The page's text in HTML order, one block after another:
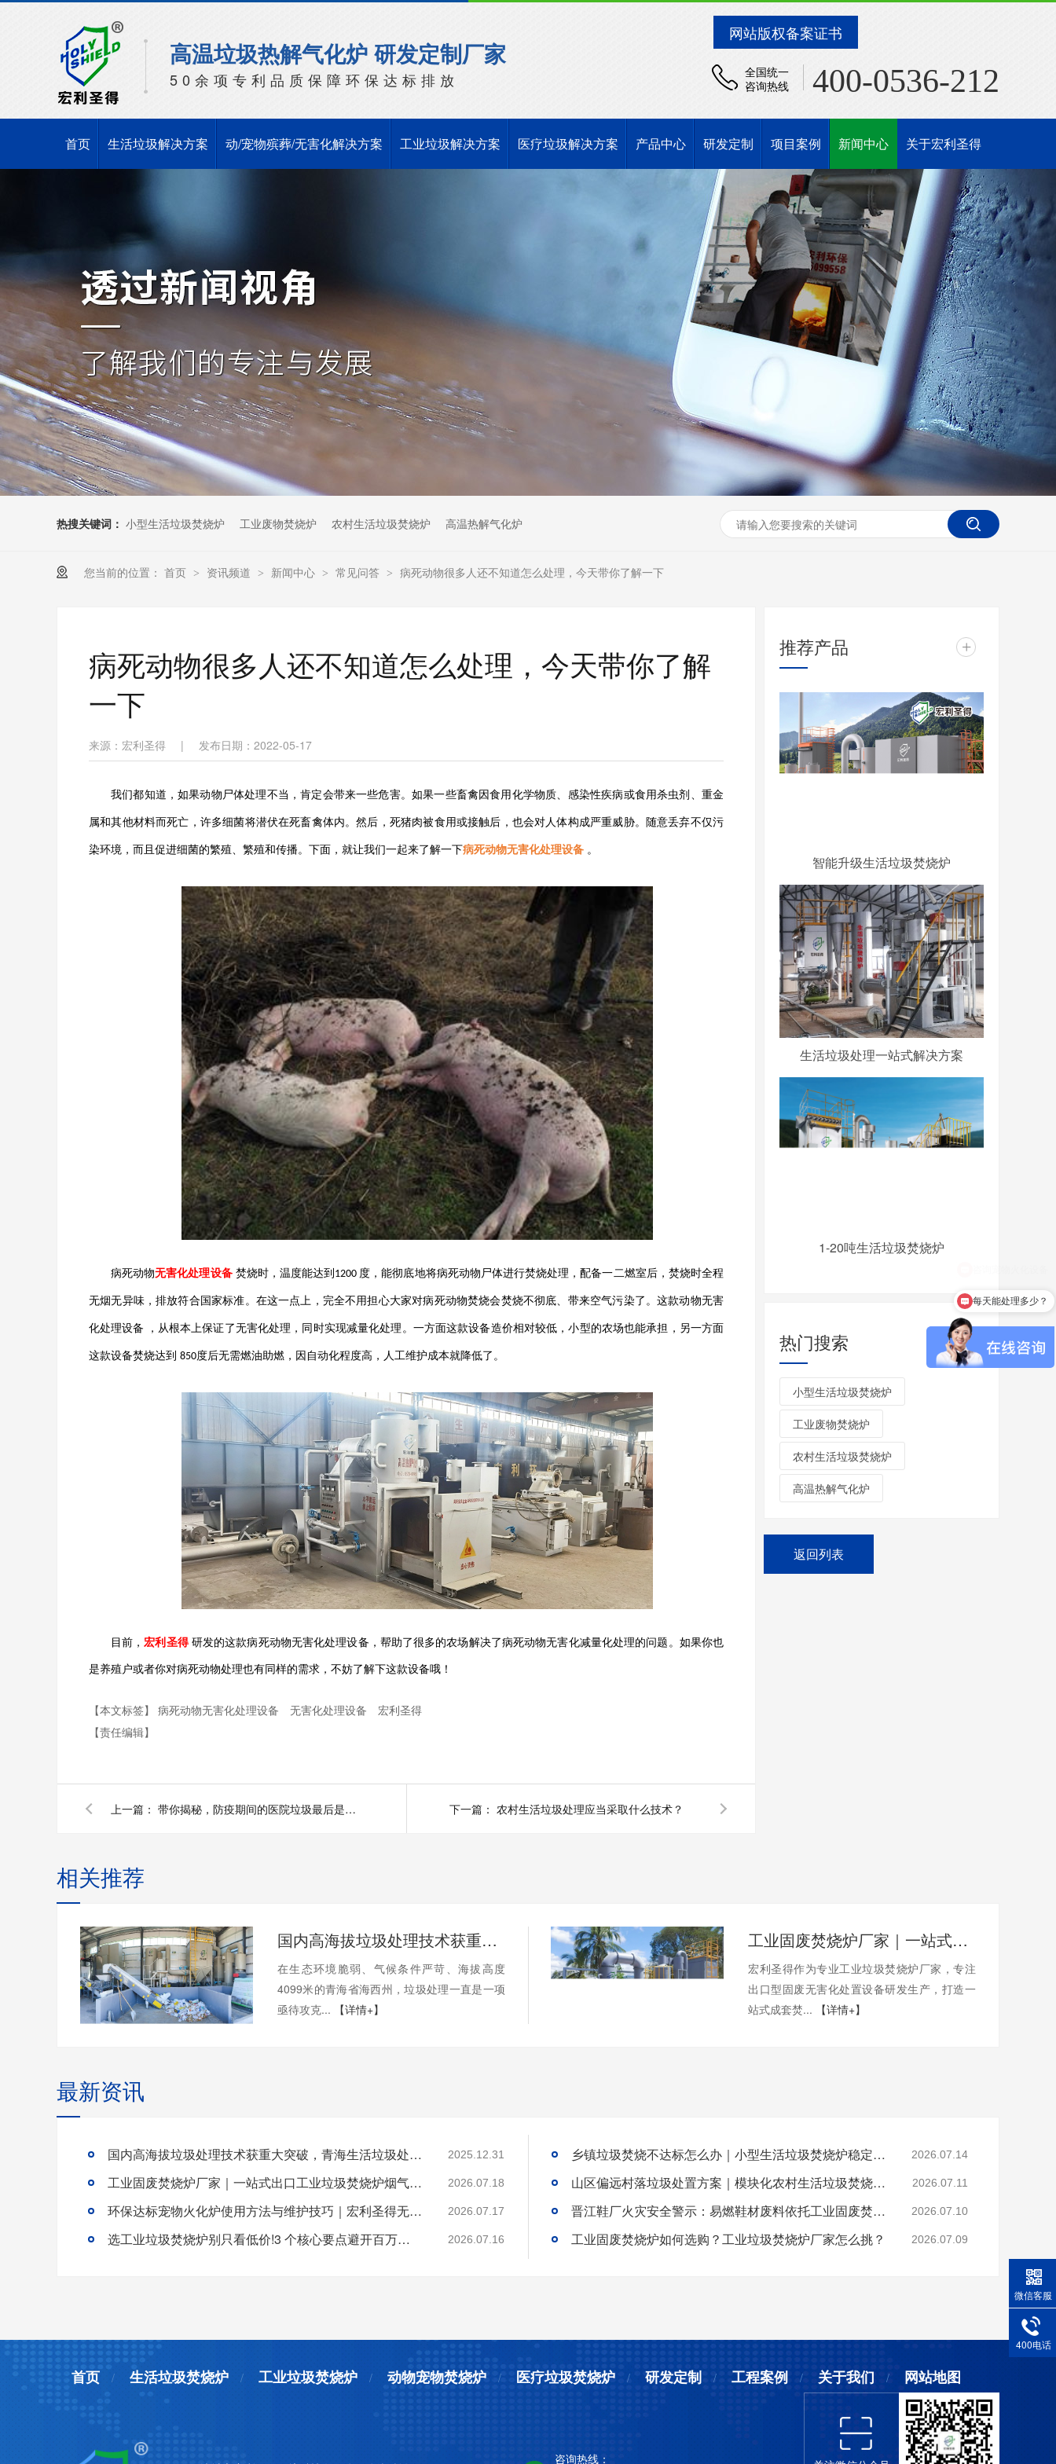
网站版权备案证书
高温垃圾热解气化炉 研发定制厂家
50余项专利品质保障环保达标排放
全国统一
咨询热线
400-0536-212
首页 生活垃圾解决方案 动/宠物殡葬/无害化解决方案 工业垃圾解决方案 医疗垃圾解决方案 产品中心 研发定制 项目案例 新闻中心 关于宏利圣得
热搜关键词： 小型生活垃圾焚烧炉 工业废物焚烧炉 农村生活垃圾焚烧炉 高温热解气化炉
您当前的位置： 首页 > 资讯频道 > 新闻中心 > 常见问答 > 病死动物很多人还不知道怎么处理，今天带你了解一下
病死动物很多人还不知道怎么处理，今天带你了解
一下
来源：宏利圣得 | 发布日期：2022-05-17
我们都知道，如果动物尸体处理不当，肯定会带来一些危害。如果一些畜禽因食用化学物质、感染性疾病或食用杀虫剂、重金
属和其他材料而死亡，许多细菌将潜伏在死畜禽体内。然后，死猪肉被食用或接触后，也会对人体构成严重威胁。随意丢弃不仅污
染环境，而且促进细菌的繁殖、繁殖和传播。下面，就让我们一起来了解一下病死动物无害化处理设备 。
病死动物无害化处理设备 焚烧时，温度能达到 1200度，能彻底地将病死动物尸体进行焚烧处理，配备一二燃室后，焚烧时全程
无烟无异味，排放符合国家标准。在这一点上，完全不用担心大家对病死动物焚烧会焚烧不彻底、带来空气污染了。这款动物无害
化处理设备 ，从根本上保证了无害化处理，同时实现减量化处理。一方面这款设备造价相对较低，小型的农场也能承担，另一方面
这款设备焚烧达到 850度后无需燃油助燃，因自动化程度高，人工维护成本就降低了。
目前，宏利圣得 研发的这款病死动物无害化处理设备，帮助了很多的农场解决了病死动物无害化减量化处理的问题。如果你也
是养殖户或者你对病死动物处理也有同样的需求，不妨了解下这款设备哦！
【本文标签】 病死动物无害化处理设备 无害化处理设备
宏利圣得
【责任编辑】
上一篇： 带你揭秘，防疫期间的医院垃圾最后是如何处置的 下一篇： 农村生活垃圾处理应当采取什么技术？
推荐产品 +
智能升级生活垃圾焚烧炉
生活垃圾处理一站式解决方案
1-20吨生活垃圾焚烧炉
热门搜索 +
小型生活垃圾焚烧炉
工业废物焚烧炉
农村生活垃圾焚烧炉
高温热解气化炉
返回列表
相关推荐
国内高海拔垃圾处理技术获重大突破，青海生活垃圾处理项目树行业新标杆
在生态环境脆弱、气候条件严苛、海拔高度
4099米的青海省海西州，垃圾处理一直是一项
亟待攻克...
【详情+】
工业固废焚烧炉厂家｜一站式出口工业垃圾焚烧炉烟气检测环保达标
宏利圣得作为专业工业垃圾焚烧炉厂家，专注
出口型固废无害化处置设备研发生产，打造一
站式成套焚...
【详情+】
最新资讯
国内高海拔垃圾处理技术获重大突破，青海生活垃圾处理项目树行业新标杆 2025.12.31
工业固废焚烧炉厂家｜一站式出口工业垃圾焚烧炉烟气检测环保达标 2026.07.18
环保达标宠物火化炉使用方法与维护技巧｜宏利圣得无害化火化设备科普 2026.07.17
选工业垃圾焚烧炉别只看低价!3 个核心要点避开百万损失 2026.07.16
乡镇垃圾焚烧不达标怎么办｜小型生活垃圾焚烧炉稳定达标解决方案 2026.07.14
山区偏远村落垃圾处置方案｜模块化农村生活垃圾焚烧炉就地达标焚烧 2026.07.11
晋江鞋厂火灾安全警示：易燃鞋材废料依托工业固废焚烧炉实现规范化安全处置 2026.07.10
工业固废焚烧炉如何选购？工业垃圾焚烧炉厂家怎么挑？ 2026.07.09
首页 生活垃圾焚烧炉 工业垃圾焚烧炉 动物宠物焚烧炉 医疗垃圾焚烧炉 研发定制 工程案例 关于我们 网站地图
咨询热线：
微信客服
400电话
每天能处理多少？